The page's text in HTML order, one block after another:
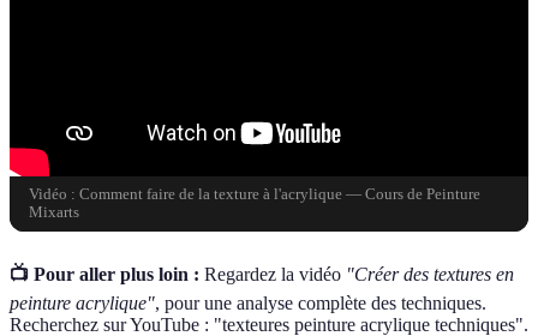
Vidéo : Comment faire de la texture à l'acrylique — Cours de Peinture
Mixarts
📺 Pour aller plus loin : Regardez la vidéo "Créer des textures en
peinture acrylique", pour une analyse complète des techniques.
Recherchez sur YouTube : "texteures peinture acrylique techniques".